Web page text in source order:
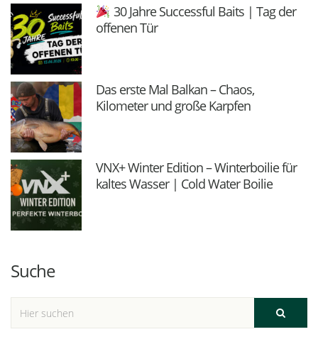
30 Jahre Successful Baits | Tag der
offenen Tür
Das erste Mal Balkan – Chaos,
Kilometer und große Karpfen
VNX+ Winter Edition – Winterboilie für
kaltes Wasser | Cold Water Boilie
Suche